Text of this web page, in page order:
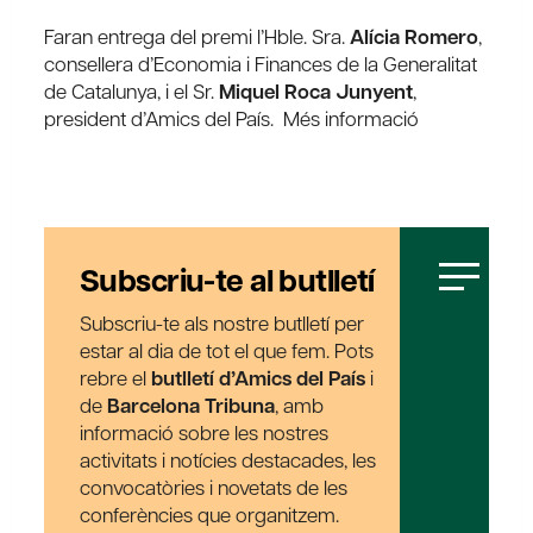
Faran entrega del premi l’Hble. Sra.Alícia Romero,
consellera d’Economia i Finances de la Generalitat
de Catalunya, i el Sr. Miquel Roca Junyent,
president d’Amics del País. Més informació
Subscriu-te al butlletí
Subscriu-te als nostre butlletí per
estar al dia de tot el que fem. Pots
rebre el butlletí d’Amics del País i
de Barcelona Tribuna, amb
informació sobre les nostres
activitats i notícies destacades, les
convocatòries i novetats de les
conferències que organitzem.